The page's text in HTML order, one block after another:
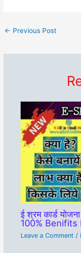
← Previous Post
ई श्रम कार्ड
100% Benifits
Leave a Comment /